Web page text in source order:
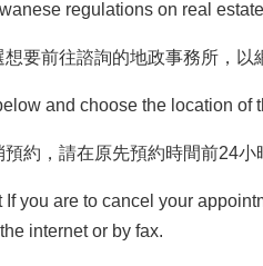
regulations on real
要前往諮詢的地政事務所，以
and choose the location
約，請在原先預約時間前24小
you are to cancel your
internet or by fax.